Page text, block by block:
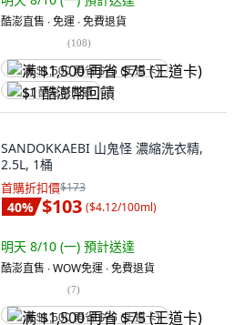
酷澎直售 ∙ 免運 ∙ 免費退貨
(108)
满 $1,500 再省 $75 (王道卡)
$1 酷澎幣回饋
SANDOKKAEBI 山鬼怪 濃縮洗衣精,
2.5L, 1桶
首購折扣價$173
40% $103 ($4.12/100ml)
明天 8/10 (一) 預計送達
酷澎直售 ∙ WOW免運 ∙ 免費退貨
(7)
满 $1,500 再省 $75 (王道卡)